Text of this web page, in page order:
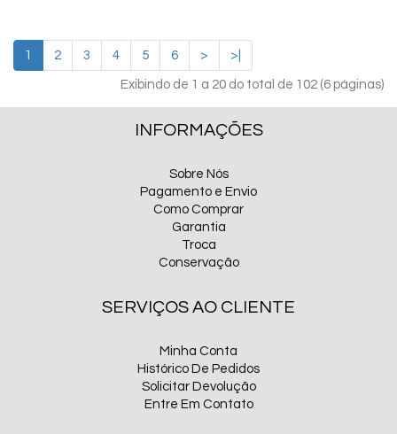
1 2 3 4 5 6 > >|
Exibindo de 1 a 20 do total de 102 (6 páginas)
INFORMAÇÕES
Sobre Nós
Pagamento e Envio
Como Comprar
Garantia
Troca
Conservação
SERVIÇOS AO CLIENTE
Minha Conta
Histórico De Pedidos
Solicitar Devolução
Entre Em Contato